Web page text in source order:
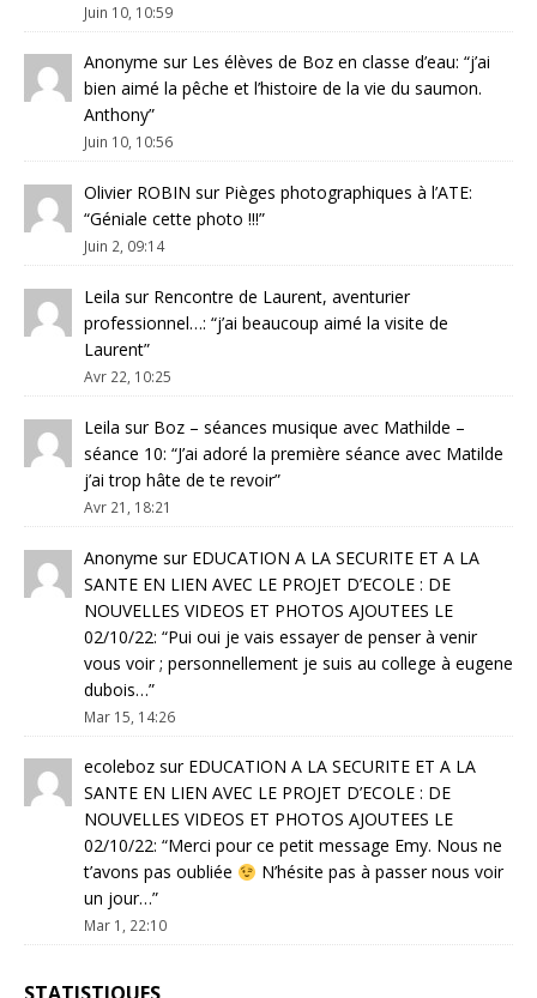
Juin 10, 10:59
Anonyme sur Les élèves de Boz en classe d’eau: “j’ai
bien aimé la pêche et l’histoire de la vie du saumon.
Anthony”
Juin 10, 10:56
Olivier ROBIN sur Pièges photographiques à l’ATE:
“Géniale cette photo !!!”
Juin 2, 09:14
Leila sur Rencontre de Laurent, aventurier
professionnel…: “j’ai beaucoup aimé la visite de
Laurent”
Avr 22, 10:25
Leila sur Boz – séances musique avec Mathilde –
séance 10: “J’ai adoré la première séance avec Matilde
j’ai trop hâte de te revoir”
Avr 21, 18:21
Anonyme sur EDUCATION A LA SECURITE ET A LA
SANTE EN LIEN AVEC LE PROJET D’ECOLE : DE
NOUVELLES VIDEOS ET PHOTOS AJOUTEES LE
02/10/22: “Pui oui je vais essayer de penser à venir
vous voir ; personnellement je suis au college à eugene
dubois…”
Mar 15, 14:26
ecoleboz sur EDUCATION A LA SECURITE ET A LA
SANTE EN LIEN AVEC LE PROJET D’ECOLE : DE
NOUVELLES VIDEOS ET PHOTOS AJOUTEES LE
02/10/22: “Merci pour ce petit message Emy. Nous ne
t’avons pas oubliée
N’hésite pas à passer nous voir
un jour…”
Mar 1, 22:10